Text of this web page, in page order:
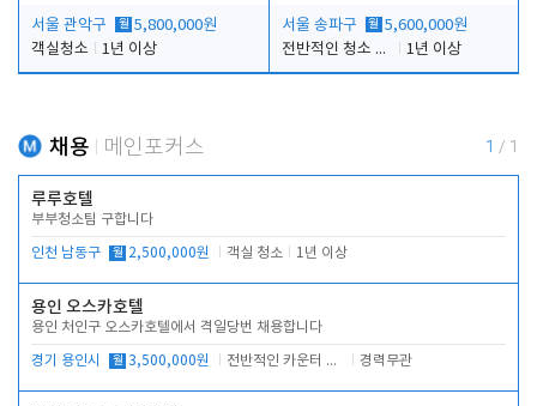
서울 관악구 월 5,800,000원
객실청소
1년 이상
서울 송파구 월 5,600,000원
전반적인 청소 업무(객실청소.객실정리)
1년 이상
채용 메인포커스 1 / 1
루루호텔
부부청소팀 구합니다
인천 남동구 월 2,500,000원 객실 청소 1년 이상
용인 오스카호텔
용인 처인구 오스카호텔에서 격일당번 채용합니다
경기 용인시 월 3,500,000원 전반적인 카운터 업무 경력무관